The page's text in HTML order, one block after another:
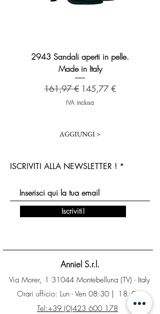
2943 Sandali aperti in pelle.
Made in Italy
Prezzo regolare
161,97 € Prezzo scontato
145,77 €
IVA inclusa
AGGIUNGI >
Anniel S.r.l.
Orari ufficio: Lun - Ven 08:30 | 18:00
ISCRIVITI ALLA NEWSLETTER !
Iscriviti!
Tel:+39 (0)423 600 178
Via Morer, 1 31044 Montebelluna (TV) - Italy